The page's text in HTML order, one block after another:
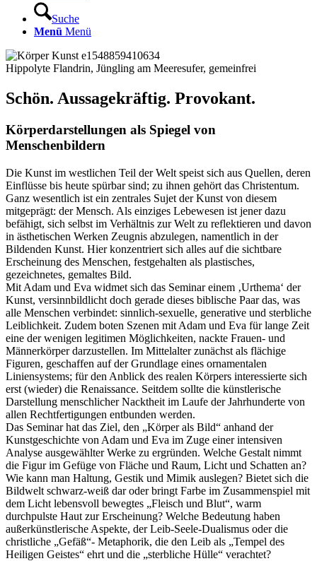
Suche
Menü Menü
Hippolyte Flandrin, Jüngling am Meeresufer, gemeinfrei
Schön. Aussagekräftig. Provokant.
Körperdarstellungen als Spiegel von
Menschenbildern
Die Kunst im westlichen Teil der Welt speist sich aus Quellen, deren
Einflüsse bis heute spürbar sind; zu ihnen gehört das Christentum.
Ganz wesentlich ist ein zentrales Sujet der Kunst von diesem
mitgeprägt: der Mensch. Als einziges Lebewesen ist jener dazu
befähigt, sich selbst im Verhältnis zur Welt zu reflektieren und davon
in ästhetischen Werken Zeugnis abzulegen, namentlich in der
Bildenden Kunst. Hier konzentriert sich alles auf die sichtbare
Erscheinung des Menschen, festgehalten als plastisches,
gezeichnetes, gemaltes Bild.
Mit Adam und Eva widmet sich das Seminar einem ‚Urthema‘ der
Kunst, versinnbildlicht doch gerade dieses biblische Paar das, was
alle Menschen verbindet: sinnlich-sexuelle, generative und sterbliche
Leiblichkeit. Zudem boten Szenen mit Adam und Eva für lange Zeit
eine der wenigen legitimen Möglichkeiten, nackte Frauen- und
Männerkörper darzustellen. Im Mittelalter zunächst als flächige
Figuren, geschaffen auf der Grundlage eines ornamentalen
Liniensystems; für den Anblick des realen Körpers interessierte sich
erst (wieder) die Renaissance. Seitdem sollte die künstlerische
Darstellung menschlicher Nacktheit im Laufe der Jahrhunderte von
allen Rechtfertigungen entbunden werden.
Das Seminar hat das Ziel, den „Körper als Bild“ anhand der
Kunstgeschichte von Adam und Eva im Zuge einer intensiven
Analyse ausgewählter Werke zu ergründen. Welche Gestalt nimmt
die Figur im Gefüge von Fläche und Raum, Licht und Schatten an?
Wie kann man Haltung, Gestik und Mimik auslegen? Bietet sich die
Bildwelt schwarz-weiß dar oder bringt Farbe im Zusammenspiel mit
dem Licht lebensvoll bewegtes „Fleisch und Blut“, warm
durchpulste Haut zur Erscheinung? Welche Bedeutung haben
außerkünstlerische Aspekte, der Leib-Seele-Dualismus oder die
christliche „Gefäß“- Metaphorik, die den Leib als „Tempel des
Heiligen Geistes“ ehrt und die „sterbliche Hülle“ verachtet?